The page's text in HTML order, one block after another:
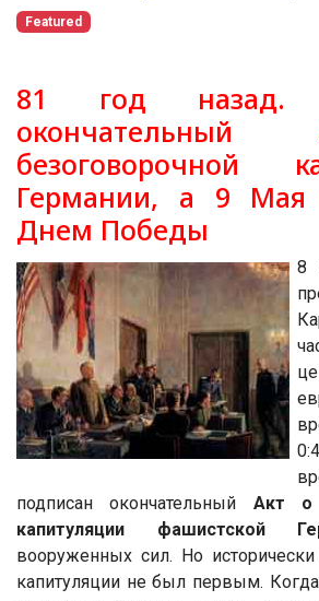
Featured
81 год назад.
безоговорочной
Германии, а 9 Мая
Днем Победы
8
подписан окончательный Акт о
капитуляции фашистской
вооруженных сил. Но
капитуляции не был первым.